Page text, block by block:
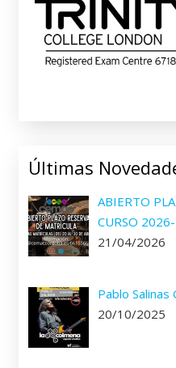
Últimas
ABIERTO
CURSO
21/04/2026
Pablo
20/10/2025